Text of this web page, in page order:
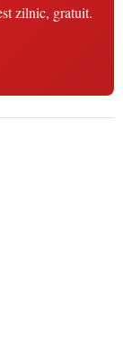
zilnic, gratuit.